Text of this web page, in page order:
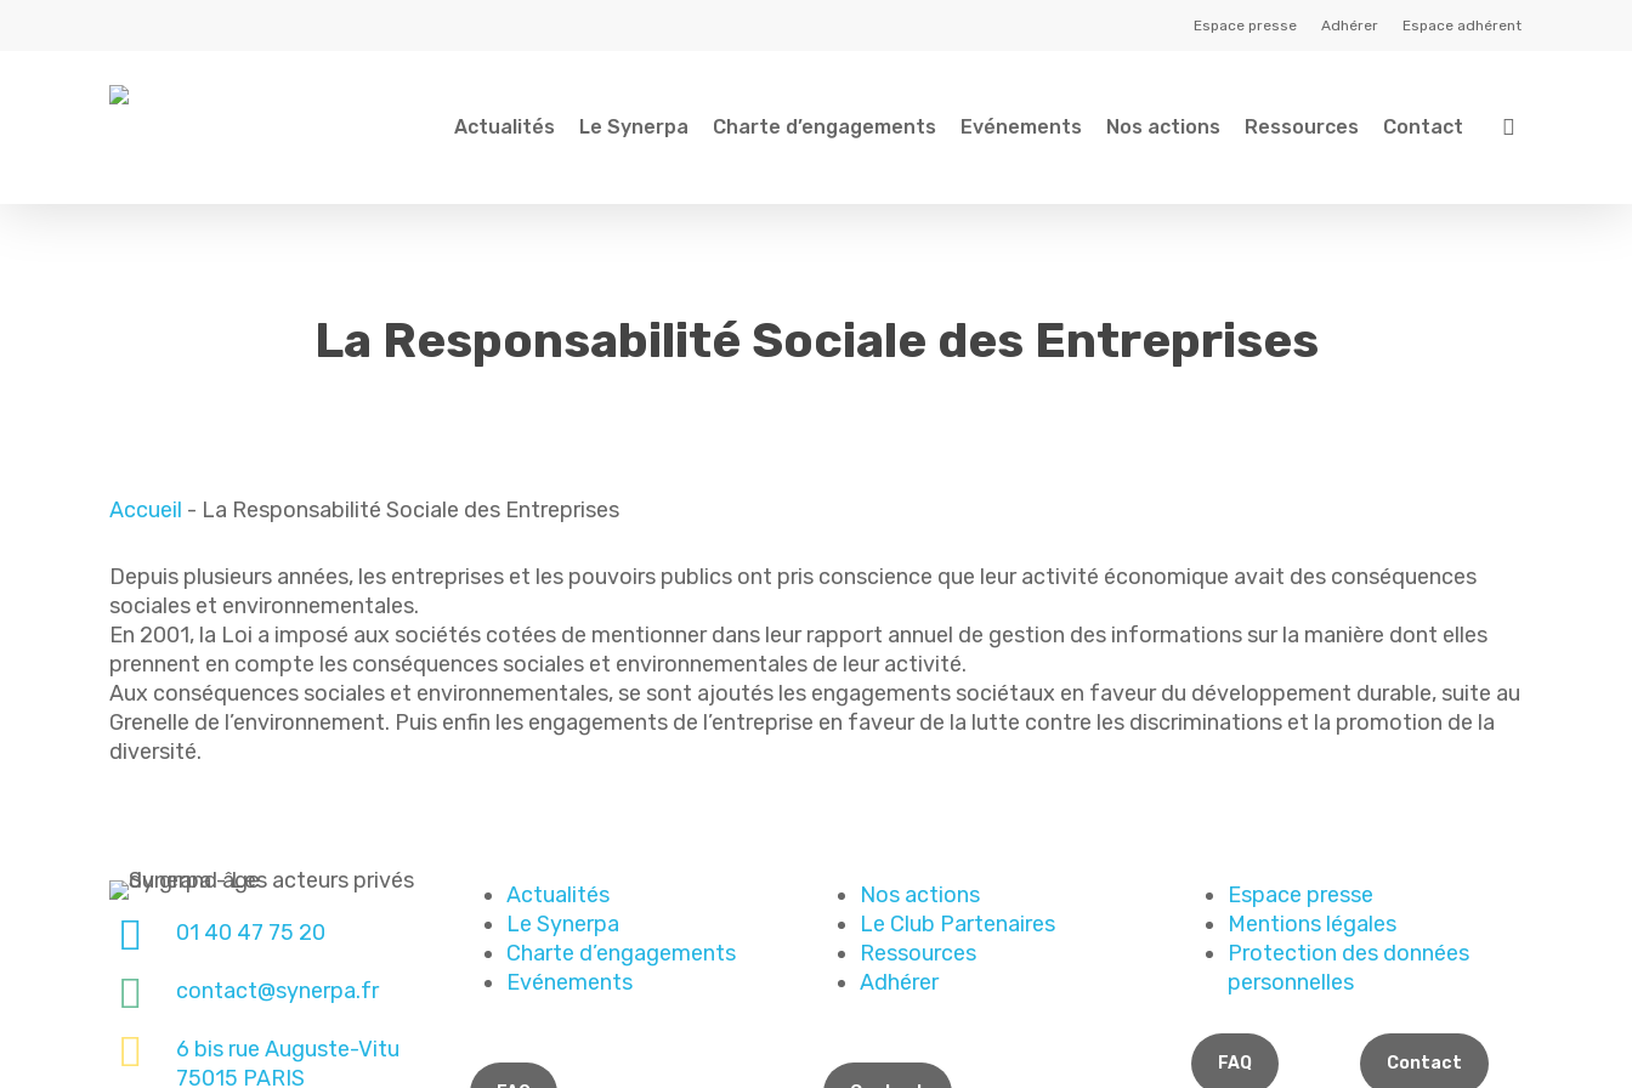
Espace presse Adhérer Espace adhérent
Actualités Le Synerpa Charte d’engagements Evénements Nos actions Ressources Contact
La Responsabilité Sociale des Entreprises
Accueil - La Responsabilité Sociale des Entreprises
Depuis plusieurs années, les entreprises et les pouvoirs publics ont pris conscience que leur activité économique avait des conséquences
sociales et environnementales.
En 2001, la Loi a imposé aux sociétés cotées de mentionner dans leur rapport annuel de gestion des informations sur la manière dont elles
prennent en compte les conséquences sociales et environnementales de leur activité.
Aux conséquences sociales et environnementales, se sont ajoutés les engagements sociétaux en faveur du développement durable, suite au
Grenelle de l’environnement. Puis enfin les engagements de l’entreprise en faveur de la lutte contre les discriminations et la promotion de la
diversité.
01 40 47 75 20
contact@synerpa.fr
6 bis rue Auguste-Vitu
75015 PARIS
Actualités
Le Synerpa
Charte d’engagements
Evénements
Nos actions
Le Club Partenaires
Ressources
Adhérer
Espace presse
Mentions légales
Protection des données
personnelles
FAQ Contact